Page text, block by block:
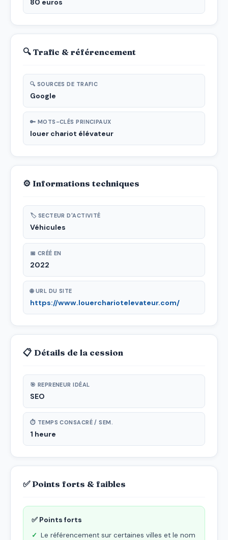
80 euros
🔍 Trafic & référencement
🔍 SOURCES DE TRAFIC
Google
🔑 MOTS-CLÉS PRINCIPAUX
louer chariot élévateur
⚙ Informations techniques
🏷 SECTEUR D'ACTIVITÉ
Véhicules
📅 CRÉÉ EN
2022
🌐 URL DU SITE
https://www.louerchariotelevateur.com/
📋 Détails de la cession
🎯 REPRENEUR IDÉAL
SEO
⏱ TEMPS CONSACRÉ / SEM.
1 heure
✅ Points forts & faibles
✅ Points forts
Le référencement sur certaines villes et le nom